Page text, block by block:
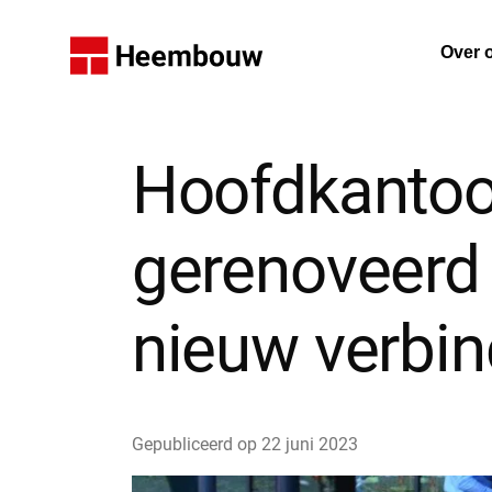
Home Over
nieuw
Gepubliceerd op 22 juni 2023